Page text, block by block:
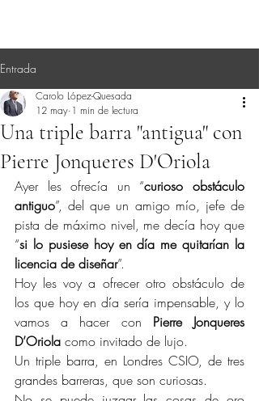
Entrada
Una triple barra "antigua" con
Pierre Jonqueres D'Oriola
Carolo López-Quesada
12 may 1 min de lectura
Ayer les ofrecía un “curioso obstáculo
antiguo”, del que un amigo mío, jefe de
pista de máximo nivel, me decía hoy que
“si lo pusiese hoy en día me quitarían la
licencia de diseñar”.
Hoy les voy a ofrecer otro obstáculo de
los que hoy en día sería impensable, y lo
vamos a hacer con Pierre Jonqueres
D’Oriola como invitado de lujo.
Un triple barra, en Londres CSIO, de tres
grandes barreras, que son curiosas.